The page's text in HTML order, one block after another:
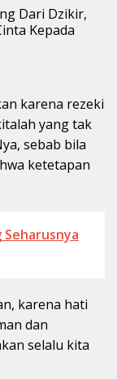
karena rezeki
yang tak
sebab bila
ketetapan
karena hati
dan
selalu kita